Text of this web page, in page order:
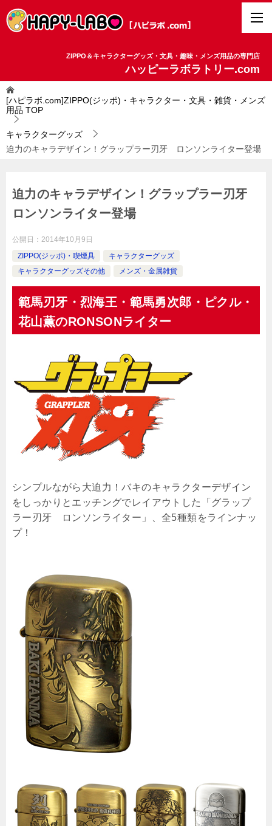
ZIPPO＆キャラクターグッズ・文具・趣味・メンズ用品の専門店
ハッピーラボラトリー.com
[ハピラボ.com]ZIPPO(ジッポ)・キャラクター・文具・雑貨・メンズ
用品 TOP
キャラクターグッズ
迫力のキャラデザイン！グラップラー刃牙 ロンソンライター登場
迫力のキャラデザイン！グラップラー刃牙
ロンソンライター登場
公開日： 2014年10月9日
ZIPPO(ジッポ)・喫煙具
キャラクターグッズ
キャラクターグッズその他
メンズ・金属雑貨
範馬刃牙・烈海王・範馬勇次郎・ピクル・
花山薫のRONSONライター
シンプルながら大迫力！バキのキャラクターデザイン
をしっかりとエッチングでレイアウトした「グラップ
ラー刃牙 ロンソンライター」、全5種類をラインナッ
プ！